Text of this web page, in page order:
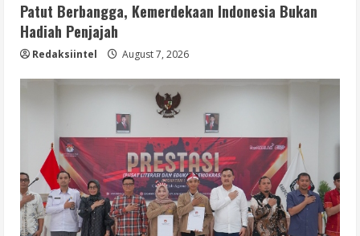
Patut Berbangga, Kemerdekaan Indonesia Bukan
Hadiah Penjajah
Redaksiintel August 7, 2026